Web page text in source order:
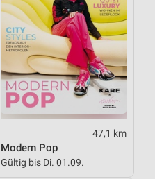
47,1 km
Modern Pop
Gültig bis Di. 01.09.